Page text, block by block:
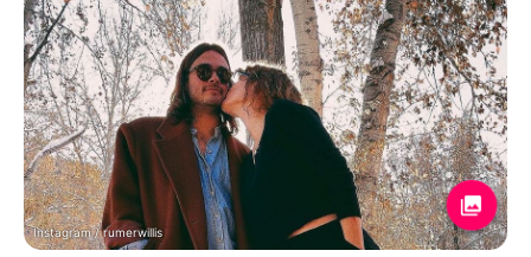
Instagram / rumerwillis